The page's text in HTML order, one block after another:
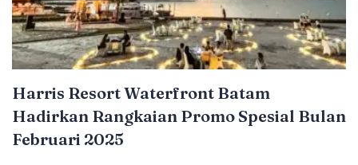
Harris Resort Waterfront Batam
Hadirkan Rangkaian Promo Spesial Bulan
Februari 2025